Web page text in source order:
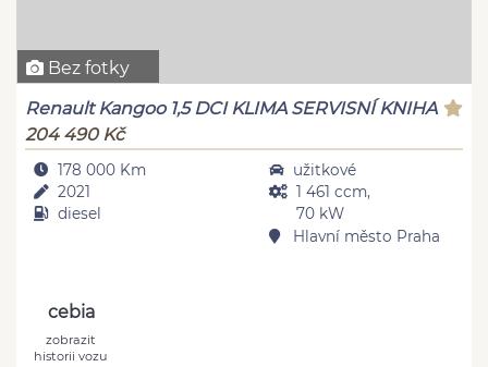
Bez fotky
Renault Kangoo 1,5 DCI KLIMA SERVISNÍ KNIHA
204 490 Kč
178 000 Km
2021
diesel
užitkové
1 461 ccm,
70 kW
Hlavní město Praha
cebia
zobrazit
historii vozu